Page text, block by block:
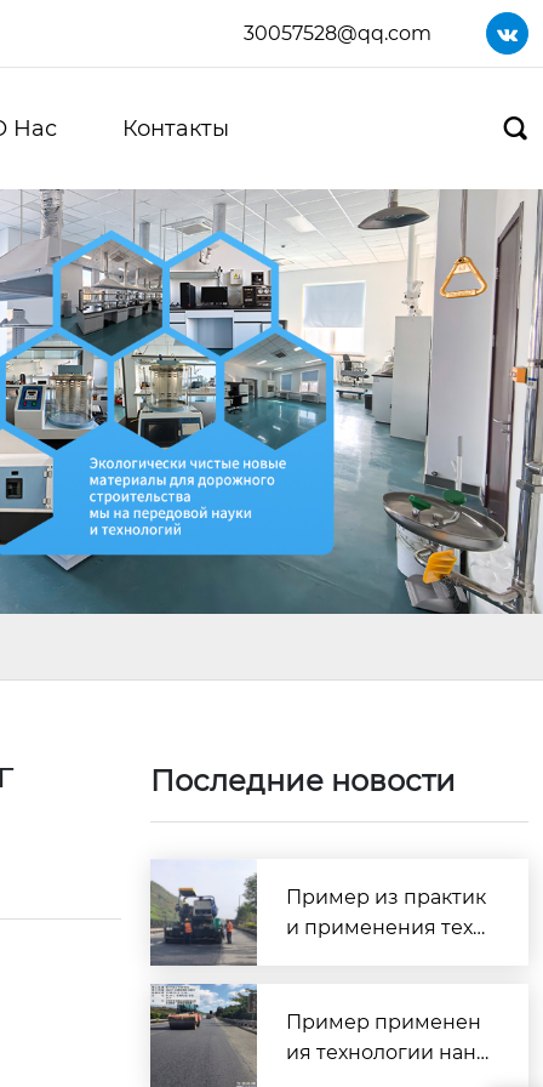
30057528@qq.com 
Нас Контакты 
Последние новости
Пример из практик
и применения техн
окрытия SMC — про
ект профилактичес
Пример применен
ия технологии нане